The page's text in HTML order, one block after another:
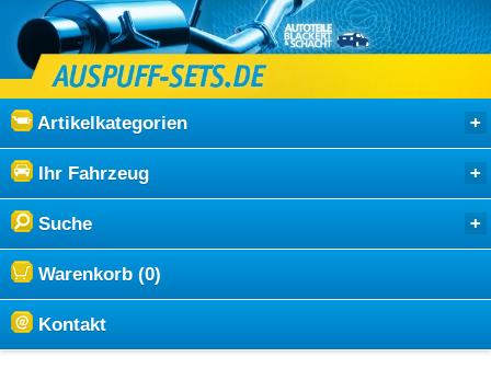
Artikelkategorien
Ihr Fahrzeug
Suche
Warenkorb (0)
Kontakt